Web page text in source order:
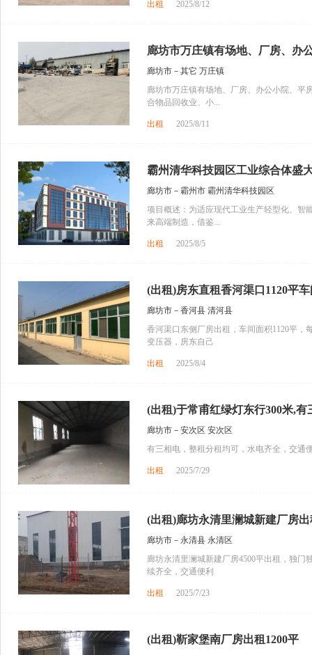
出租 2025/8/12
廊坊市万庄镇有场地、厂房、办
廊坊市－其它 万庄镇
廊坊市万庄镇有场地、厂房、办公小院、平
合物品回收业、小...
出租 2025/8/11
霸州清华科技园区工业综合体盛
廊坊市－霸州市 霸州清华科技园区
项目概述：为适应现代工业生产轻型化、智
来高端制造，借鉴...
出租 2025/8/5
(出租)房东直租香河渠口1120平
廊坊市－香河县 清河县
香河渠口东侧厂房出租，车间面积1120平，
变压器，房东自己
出租 2025/8/4
(出租)于常甫红绿灯东行300米,有
廊坊市－安次区 安次区
有三相电，整租分租均可，水电齐全，交通
出租 2025/7/29
(出租)廊坊永清里澜城新建厂房出
廊坊市－永清县 永清区
廊坊永清里澜城新建厂房4500平出租，独门
续齐全，交通便利
出租 2025/7/23
(出租)靳家堡南厂房出租1200平